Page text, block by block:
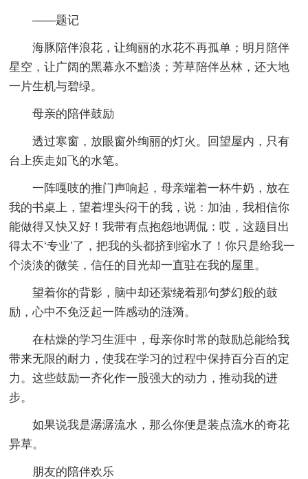
——题记
海豚陪伴浪花，让绚丽的水花不再孤单；明月陪伴
星空，让广阔的黑幕永不黯淡；芳草陪伴丛林，还大地
一片生机与碧绿。
母亲的陪伴鼓励
透过寒窗，放眼窗外绚丽的灯火。回望屋内，只有
台上疾走如飞的水笔。
一阵嘎吱的推门声响起，母亲端着一杯牛奶，放在
我的书桌上，望着埋头闷干的我，说：加油，我相信你
能做得又快又好！我带有点抱怨地调侃：哎，这题目出
得太不‘专业’了，把我的头都挤到缩水了！你只是给我一
个淡淡的微笑，信任的目光却一直驻在我的屋里。
望着你的背影，脑中却还萦绕着那句梦幻般的鼓
励，心中不免泛起一阵感动的涟漪。
在枯燥的学习生涯中，母亲你时常的鼓励总能给我
带来无限的耐力，使我在学习的过程中保持百分百的定
力。这些鼓励一齐化作一股强大的动力，推动我的进
步。
如果说我是潺潺流水，那么你便是装点流水的奇花
异草。
朋友的陪伴欢乐